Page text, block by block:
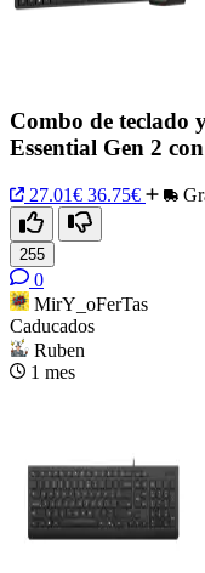
Combo de teclado
Essential Gen 2
27.01€ 36.75€
255
0
MirY_oFerTas
Caducados
Ruben
1 mes